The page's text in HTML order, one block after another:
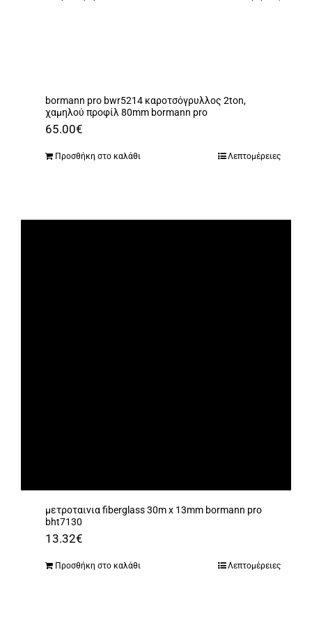
bormann pro bwr5214 καροτσόγρυλλος 2ton,
χαμηλού προφίλ 80mm bormann pro
65.00€
Προσθήκη στο καλάθι Λεπτομέρειες
μετροταινια fiberglass 30m x 13mm bormann pro
bht7130
13.32€
Προσθήκη στο καλάθι Λεπτομέρειες